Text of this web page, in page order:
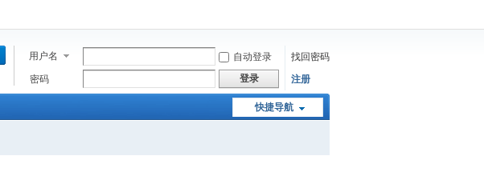
用户名 自动登录
找回密码
密码
登录 注册
快捷导航